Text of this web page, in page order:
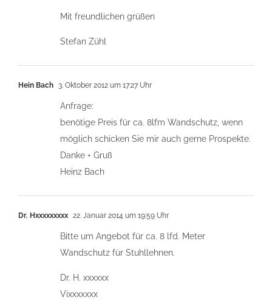
Mit freundlichen grüßen
Stefan Zühl
Hein Bach 3. Oktober 2012 um 17:27 Uhr
Anfrage:
benötige Preis für ca. 8lfm Wandschutz, wenn
möglich schicken Sie mir auch gerne Prospekte.
Danke + Gruß
Heinz Bach
Dr. Hxxxxxxxxx 22. Januar 2014 um 19:59 Uhr
Bitte um Angebot für ca. 8 lfd. Meter
Wandschutz für Stuhllehnen.
Dr. H. xxxxxx
Vixxxxxxx